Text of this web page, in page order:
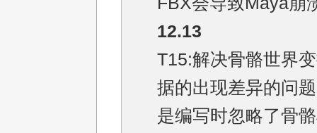
12.13
T15:解决骨骼世界
据的出现差异的问
是编写时忽略了骨